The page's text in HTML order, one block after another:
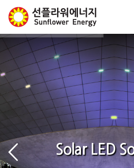
Solar LED